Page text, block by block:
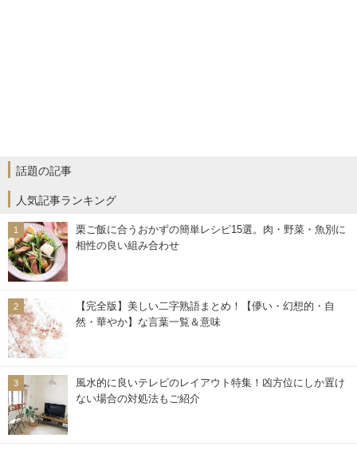
話題の記事
人気記事ランキング
栗ご飯に合うおかずの簡単レシピ15選。肉・野菜・魚別に
相性の良い組み合わせ
【完全版】美しい二字熟語まとめ！【儚い・幻想的・自
然・華やか】な言葉一覧＆意味
風水的に良いテレビのレイアウト特集！凶方位にしか置け
ない場合の対処法もご紹介